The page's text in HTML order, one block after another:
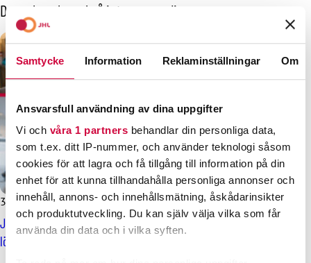
Samtycke Information Reklaminställningar Om
Ansvarsfull användning av dina uppgifter
Vi och våra 1 partners behandlar din personliga data,
som t.ex. ditt IP-nummer, och använder teknologi såsom
cookies för att lagra och få tillgång till information på din
enhet för att kunna tillhandahålla personliga annonser och
innehåll, annons- och innehållsmätning, åskådarinsikter
och produktutveckling. Du kan själv välja vilka som får
använda din data och i vilka syften.
Dessa kanske också intresserar dig
31.1.2025Nyheter
JHL:s avtalsförhandlingar har tagit fart, siktet på rejäla
löneförhöjningar och bättre arbetsförhållanden